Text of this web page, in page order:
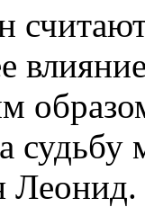
судьбу
Леонид.